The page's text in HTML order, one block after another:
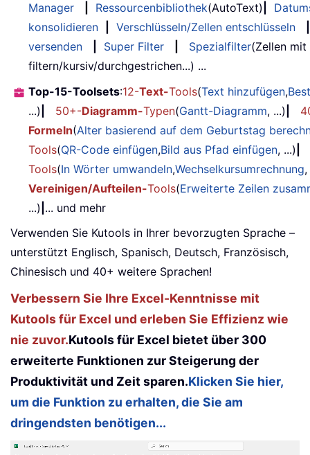
Manager
Ressourcenbibliothek(AutoText)
konsolidieren
Verschlüsseln/Zellen entschlüsseln
versenden
Super Filter Spezialfilter(Zellen
filtern/kursiv/durchgestrichen...) ...
Top-15-Toolsets:12-Text-Tools(Text hinzufügen,
...)
50+-Diagramm-Typen(Gantt-Diagramm, ...)
Formeln(Alter basierend auf dem Geburtstag
Tools(QR-Code einfügen,Bild aus Pfad einfügen, ...)
Tools(In Wörter umwandeln,Wechselkursumrechnung
Vereinigen/Aufteilen-Tools(Erweiterte Zeilen
...) ... und mehr
Verwenden Sie Kutools in Ihrer bevorzugten Sprache –
unterstützt Englisch, Spanisch, Deutsch, Französisch,
Chinesisch und 40+ weitere Sprachen!
Verbessern Sie Ihre Excel-Kenntnisse mit
Kutools für Excel und erleben Sie Effizienz wie
nie zuvor.Kutools für Excel bietet über 300
erweiterte Funktionen zur Steigerung der
Produktivität und Zeit sparen.Klicken Sie hier,
um die Funktion zu erhalten, die Sie am
dringendsten benötigen...